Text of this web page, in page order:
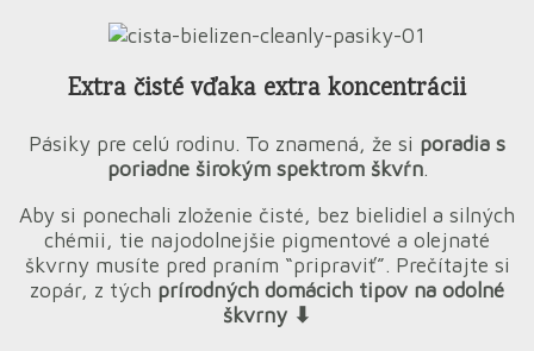
Extra čisté vďaka extra koncentrácii
Pásiky pre celú rodinu. To znamená, že si poradia s
poriadne širokým spektrom škvŕn.
Aby si ponechali zloženie čisté, bez bielidiel a silných
chémii, tie najodolnejšie pigmentové a olejnaté
škvrny musíte pred praním “pripraviť”. Prečítajte si
zopár, z tých prírodných domácich tipov na odolné
škvrny ⬇︎